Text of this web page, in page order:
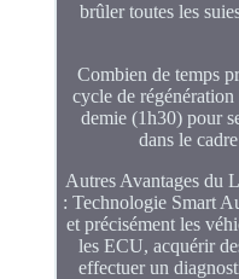
brûler toutes les
Combien de temps
cycle de
demie (1h30) pour
dans le
Autres Avantages
: Technologie Smart
et précisément les
les ECU, acquérir
effectuer un